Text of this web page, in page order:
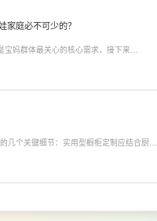
家庭必不可少的？
妈群体最关心的核心需求，接下来
、85℃泡辅食、100℃沸水冲泡茶饮一键切
几个关键细节：实用型橱柜定制应结合厨房
、转角收纳等功能设计，提高空间利用